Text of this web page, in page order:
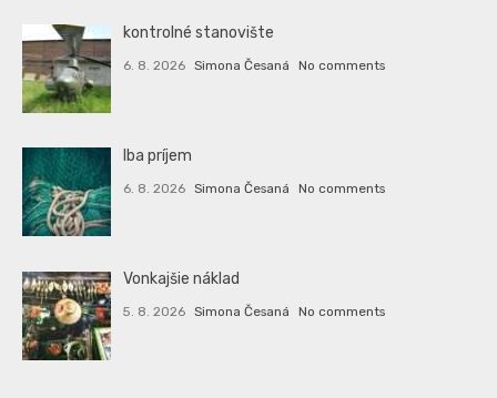
kontrolné stanovište
6. 8. 2026 Simona Česaná No comments
Iba príjem
6. 8. 2026 Simona Česaná No comments
Vonkajšie náklad
5. 8. 2026 Simona Česaná No comments